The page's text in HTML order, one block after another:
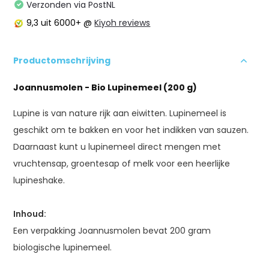
Verzonden via PostNL
9,3 uit 6000+ @Kiyoh reviews
Productomschrijving
Joannusmolen - Bio Lupinemeel (200 g)
Lupine is van nature rijk aan eiwitten. Lupinemeel is
geschikt om te bakken en voor het indikken van sauzen.
Daarnaast kunt u lupinemeel direct mengen met
vruchtensap, groentesap of melk voor een heerlijke
lupineshake.
Inhoud:
Een verpakking Joannusmolen bevat 200 gram
biologische lupinemeel.